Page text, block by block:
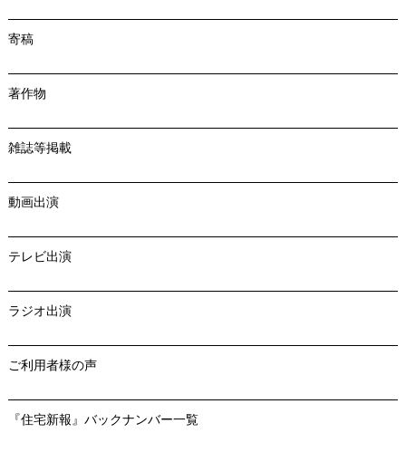
寄稿
著作物
雑誌等掲載
動画出演
テレビ出演
ラジオ出演
ご利用者様の声
『住宅新報』バックナンバー一覧